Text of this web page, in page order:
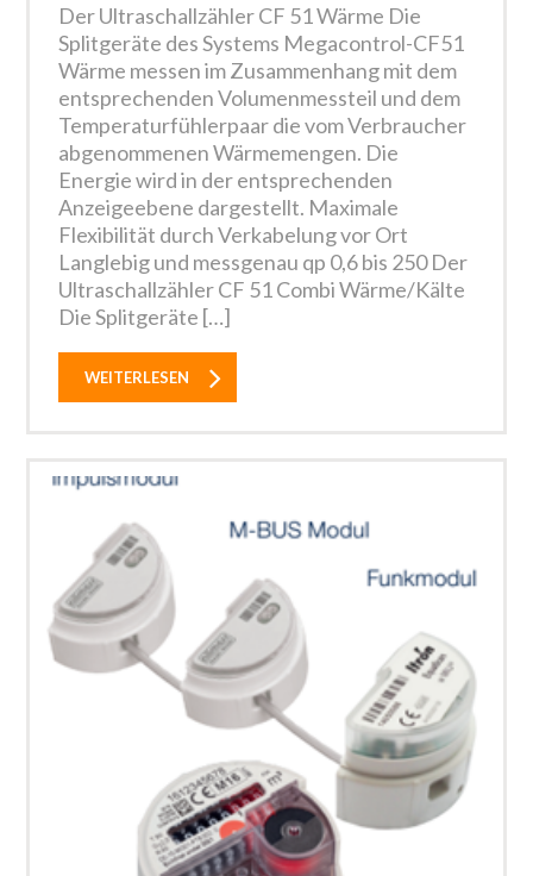
Der Ultraschallzähler CF 51 Wärme Die
Splitgeräte des Systems Megacontrol-CF51
Wärme messen im Zusammenhang mit dem
entsprechenden Volumenmessteil und dem
Temperaturfühlerpaar die vom Verbraucher
abgenommenen Wärmemengen. Die
Energie wird in der entsprechenden
Anzeigeebene dargestellt. Maximale
Flexibilität durch Verkabelung vor Ort
Langlebig und messgenau qp 0,6 bis 250 Der
Ultraschallzähler CF 51 Combi Wärme/Kälte
Die Splitgeräte […]
WEITERLESEN